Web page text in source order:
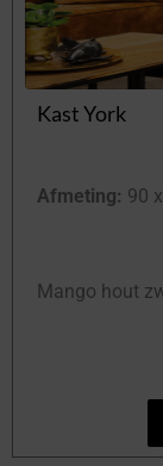
Kast York
Afmeting: 90
Mango hout